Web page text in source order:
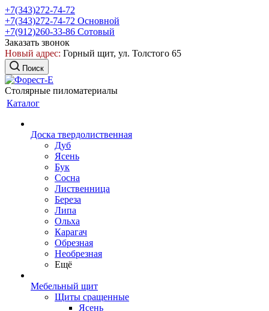
+7(343)272-74-72
+7(343)272-74-72 Основной
+7(912)260-33-86 Сотовый
Заказать звонок
Новый адрес: Горный щит, ул. Толстого 65
Поиск
Столярные пиломатериалы
Каталог
Доска твердолиственная
Дуб
Ясень
Бук
Сосна
Лиственница
Береза
Липа
Ольха
Карагач
Обрезная
Необрезная
Ещё
Мебельный щит
Щиты сращенные
Ясень